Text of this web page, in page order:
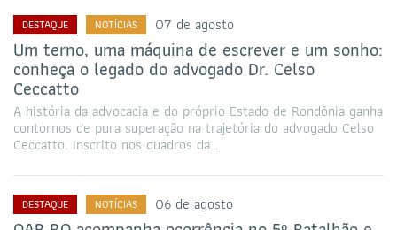
DESTAQUE NOTÍCIAS 07 de agosto
Um terno, uma máquina de escrever e um sonho:
conheça o legado do advogado Dr. Celso
Ceccatto
A história da advocacia e do próprio Estado de Rondônia ganha
contornos de pura superação na trajetória do advogado Celso
Ceccatto. Inscrito nos quadros da…
DESTAQUE NOTÍCIAS 06 de agosto